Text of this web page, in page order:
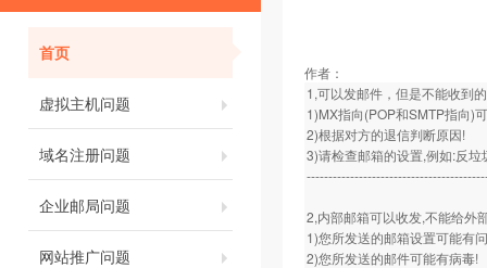
首页
虚拟主机问题
域名注册问题
企业邮局问题
网站推广问题
作者：
1,可以发邮件，但是不能收到
1)MX指向(POP和SMTP指向)
2)根据对方的退信判断原因!
3)请检查邮箱的设置,例如:反
2,内部邮箱可以收发,不能给外
1)您所发送的邮箱设置可能有
2)您所发送的邮件可能有病毒!